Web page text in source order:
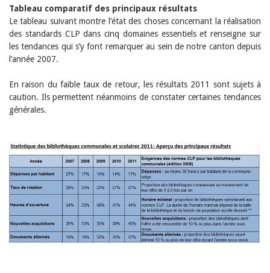
Encouragement des
bibliothèques
Bibliomedia
Tous les tags
Auteurs
Sibylle Birrer
Javier Lopez
Andrea Grichting
Markus Jost
Markus Keel
Blaise Humbert-Droz
Sarah Jenni
Gabriela Hammel
Brigitte Burri
Tous les auteurs
Archives
Tableau comparatif des principaux résultats
Le tableau suivant montre l’état des choses concernant la réalisation
des standards CLP dans cinq domaines essentiels et renseigne sur
les tendances qui s’y font remarquer au sein de notre canton depuis
l’année 2007.
En raison du faible taux de retour, les résultats 2011 sont sujets à
caution. Ils permettent néanmoins de constater certaines tendances
générales.